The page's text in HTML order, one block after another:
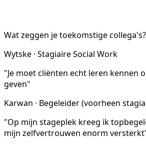
Wat zeggen je toekomstige collega's?
Wytske · Stagiaire Social Work
"Je moet cliënten echt leren kennen
geven"
Karwan · Begeleider (voorheen
"Op mijn stageplek kreeg ik
mijn zelfvertrouwen enorm